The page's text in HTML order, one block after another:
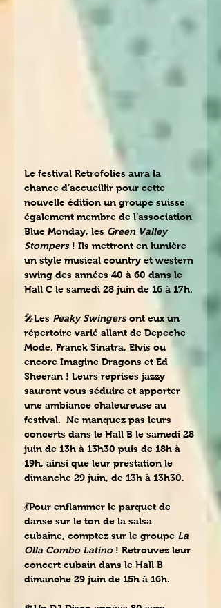
Le festival Retrofolies aura la
chance d’accueillir pour cette
nouvelle édition un groupe suisse
également membre de l’association
Blue Monday, les Green Valley
Stompers ! Ils mettront en lumière
un style musical country et western
swing des années 40 à 60 dans le
Hall C le samedi 28 juin de 16 à 17h.
🎤Les Peaky Swingers ont eux un
répertoire varié allant de Depeche
Mode, Franck Sinatra, Elvis ou
encore Imagine Dragons et Ed
Sheeran ! Leurs reprises jazzy
sauront vous séduire et apporter
une ambiance chaleureuse au
festival.  Ne manquez pas leurs
concerts dans le Hall B le samedi 28
juin de 13h à 13h30 puis de 18h à
19h, ainsi que leur prestation le
dimanche 29 juin, de 13h à 13h30.
💃Pour enflammer le parquet de
danse sur le ton de la salsa
cubaine, comptez sur le groupe La
Olla Combo Latino ! Retrouvez leur
concert cubain dans le Hall B
dimanche 29 juin de 15h à 16h.